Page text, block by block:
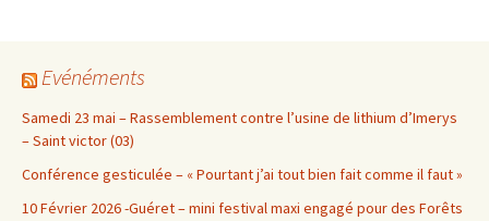
articles
Evénéments
Samedi 23 mai – Rassemblement contre l’usine de lithium d’Imerys
– Saint victor (03)
Conférence gesticulée – « Pourtant j’ai tout bien fait comme il faut »
10 Février 2026 -Guéret – mini festival maxi engagé pour des Forêts